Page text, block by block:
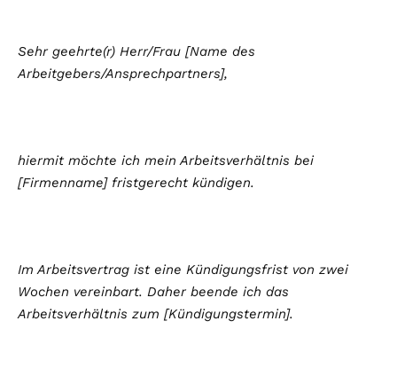
Sehr geehrte(r) Herr/Frau [Name des
Arbeitgebers/Ansprechpartners],
hiermit möchte ich mein Arbeitsverhältnis bei
[Firmenname] fristgerecht kündigen.
Im Arbeitsvertrag ist eine Kündigungsfrist von zwei
Wochen vereinbart. Daher beende ich das
Arbeitsverhältnis zum [Kündigungstermin].